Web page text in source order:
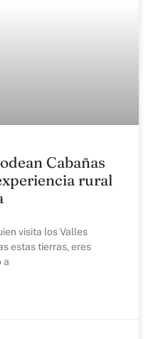
Cabañas
rural
visita los Valles
estas tierras, eres
a